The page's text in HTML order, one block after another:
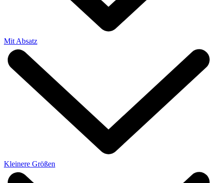
Mit Absatz
Kleinere Größen